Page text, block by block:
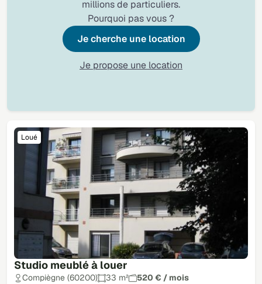
Studio meublé à louer
Loué
Compiègne (60200) 33 m² 520 € / mois
millions de particuliers.
Pourquoi pas vous ?
Je cherche une location
Je propose une location